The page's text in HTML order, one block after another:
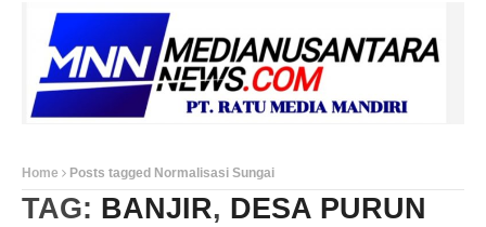
Home Posts tagged Normalisasi Sungai
TAG: BANJIR, DESA PURUN